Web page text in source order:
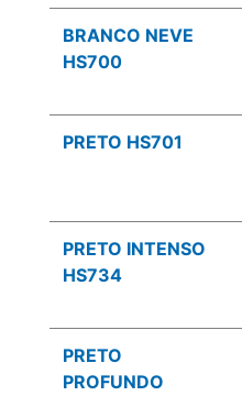
BRANCO NEVE
HS700
PRETO HS701
PRETO INTENSO
HS734
PRETO
PROFUNDO